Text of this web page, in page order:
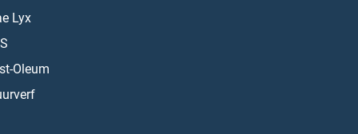
Lyx
Oleum